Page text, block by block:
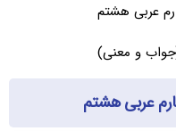
عربی هشتم
عربی هشتم